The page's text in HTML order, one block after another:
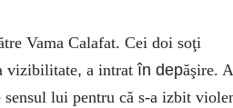
Vama Calafat. Cei doi soţi
vizibilitate, a intratîn depăşire. A
sensul lui pentru că s-a izbit